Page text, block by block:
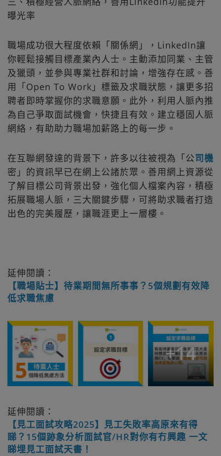
曝光率
職場成功很大程度依賴「關係網」，LinkedIn讓
你輕鬆接觸目標產業內人士。主動添加同業、主管
及獵頭，並參與專業社群和討論，增強存在感。善
用「Open To Work」標籤及求職狀態，讓更多招
聘者即時掌握你的求職意願。此外，利用人脈內推
為自己爭取面試機會，快捷且有效。建立穩固人脈
網絡，有助助力職場加薪路上的每一步。
在互聯網發達的背景下，許多以往被視為「公司機
密」的資訊早已在網上公諸於眾。善用網上資源從
了解目標公司背景出發，強化個人檔案內容，積極
拓展職場人脈，三大關鍵步驟，可將助求職者打造
出色的完美履歷，讓職涯更上一層樓。
延伸閱讀：
【職場貼士】待業期間無所事事？5個規劃有效降
低求職焦慮
+14
延伸閱讀：
【見工面試攻略2025】見工失敗率高原來有得
睇？15個跡象分析面試官/HR對你有冇興趣 一文
睇埋見工面試天書！